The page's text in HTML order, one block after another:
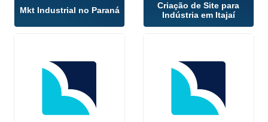
Mkt Industrial no Paraná
Criação de Site para
Indústria em Itajaí